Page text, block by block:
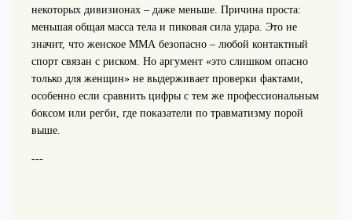
некоторых дивизионах – даже меньше. Причина проста:
меньшая общая масса тела и пиковая сила удара. Это не
значит, что женское ММА безопасно – любой контактный
спорт связан с риском. Но аргумент «это слишком опасно
только для женщин» не выдерживает проверки фактами,
особенно если сравнить цифры с тем же профессиональным
боксом или регби, где показатели по травматизму порой
выше.
---